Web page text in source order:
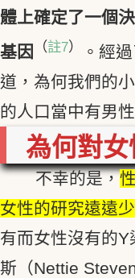
體上確定了一個
基因
（註7）
。經
道，為何我們的
的人口當中有男
為何對女
不幸的是，
女性的研究遠遠
有而女性沒有的Y
斯（Nettie